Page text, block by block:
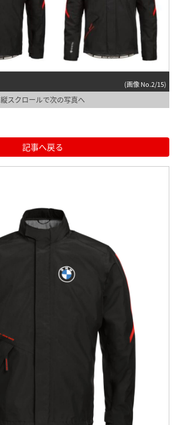
(画像 No.2/15)
縦スクロールで次の写真へ
記事へ戻る